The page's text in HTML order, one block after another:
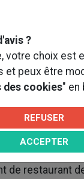
et objectifs du
principal de 4
sol partiel à
de restaurant
?
votre choix est
et peux être
des cookies" en
REFUSER
ACCEPTER